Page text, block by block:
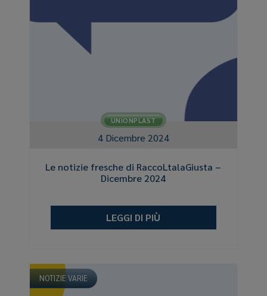
UNIONPLAST
4 Dicembre 2024
Le notizie fresche di RaccoLtalaGiusta –
Dicembre 2024
LEGGI DI PIÙ
NOTIZIE VARIE